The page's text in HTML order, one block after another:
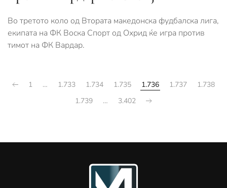
Во третото коло од Втората македонска фудбалска лига,
екипата на ФК Воска Спорт од Охрид ќе игра против
тимот на ФК Вардар.
1 … 1.733 1.734 1.735 1.736 1.737
1.738
1.739
… 3.402